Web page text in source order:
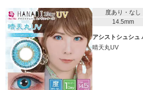
度あり・なし
14.5mm
アシストシュシュ
晴天丸UV